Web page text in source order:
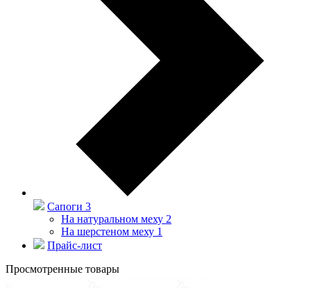
Сапоги 3
На натуральном меху 2
На шерстеном меху 1
Прайс-лист
Просмотренные товары